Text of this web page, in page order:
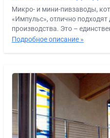
Микро- и мини-пивзаводы,
«Импульс», отлично подходят
производства. Это –
Подробное описание »